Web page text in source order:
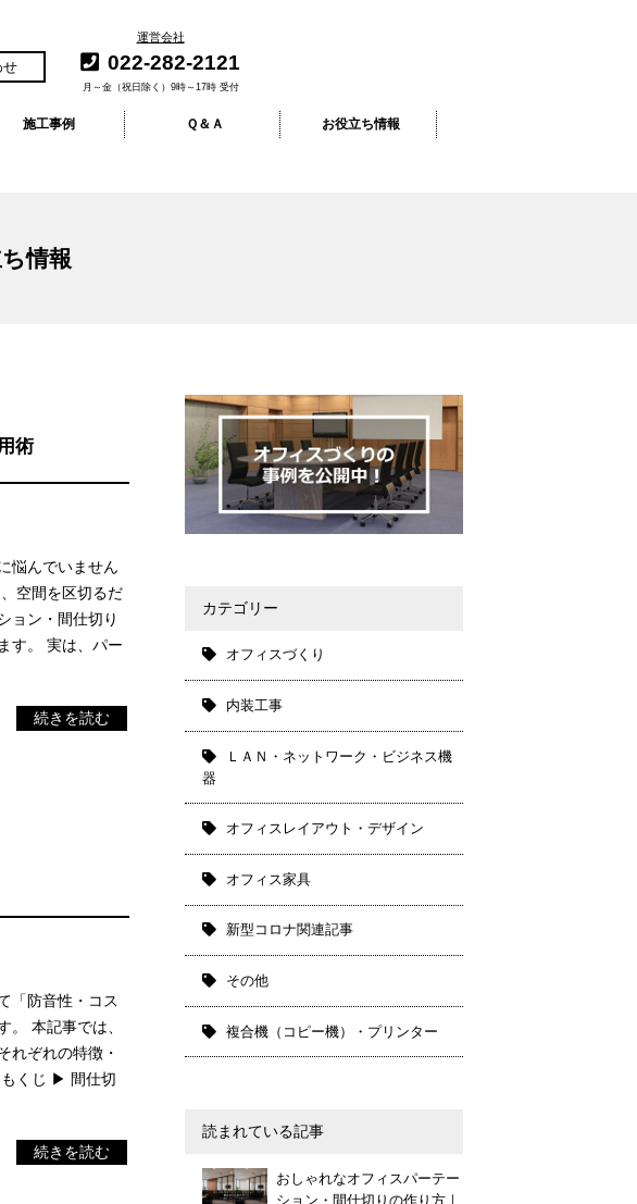
せ
運営会社
022-282-2121
月～金（祝日除く）9時～17時 受付
施工事例 Ｑ＆Ａ お役立ち情報
情報
術
悩んでいません
空間を区切るだ
ョン・間仕切り
す。 実は、パー
続きを読む
「防音性・コス
。 本記事では、
れぞれの特徴・
もくじ ▶ 間仕切
続きを読む
カテゴリー
オフィスづくり
内装工事
ＬＡＮ・ネットワーク・ビジネス機
器
オフィスレイアウト・デザイン
オフィス家具
新型コロナ関連記事
その他
複合機（コピー機）・プリンター
読まれている記事
おしゃれなオフィスパーテー
ション・間仕切りの作り方｜